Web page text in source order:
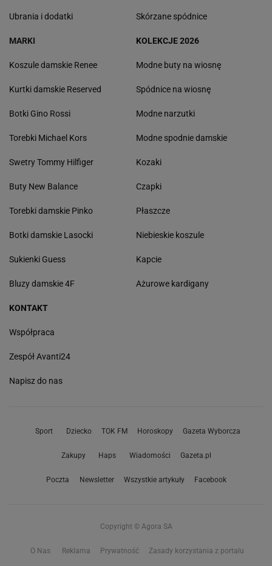
Ubrania i dodatki Skórzane spódnice
MARKI
Koszule damskie Renee
Kurtki damskie Reserved
Botki Gino Rossi
Torebki Michael Kors
Swetry Tommy Hilfiger
Buty New Balance
Torebki damskie Pinko
Botki damskie Lasocki
Sukienki Guess
Bluzy damskie 4F
KOLEKCJE 2026
Modne buty na wiosnę
Spódnice na wiosnę
Modne narzutki
Modne spodnie damskie
Kozaki
Czapki
Płaszcze
Niebieskie koszule
Kapcie
Ażurowe kardigany
KONTAKT
Współpraca
Zespół Avanti24
Napisz do nas
Sport Dziecko TOK FM Horoskopy Gazeta Wyborcza
Zakupy Haps Wiadomości Gazeta.pl
Poczta Newsletter Wszystkie artykuły Facebook
Copyright © Agora SA
O Nas Reklama Prywatność Zasady korzystania z portalu